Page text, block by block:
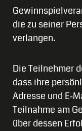
die zu seiner
verlangen.
Die Teilnehmer
dass ihre
Adresse und
Teilnahme am
über dessen